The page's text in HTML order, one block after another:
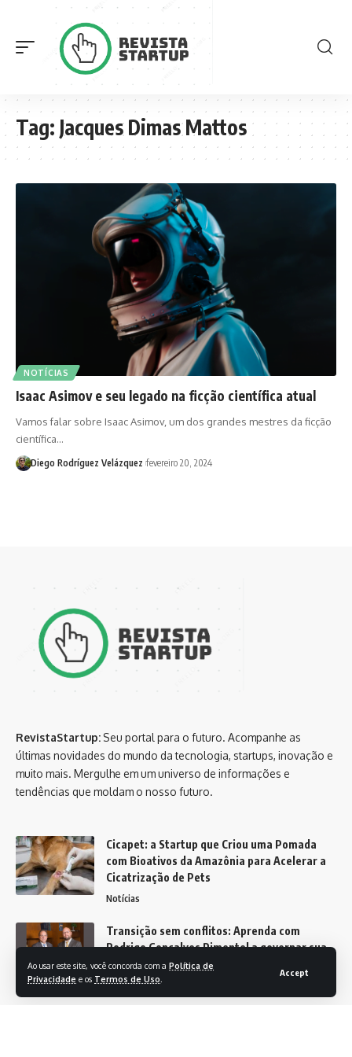
Ao usar este site, você concorda com a Política de
Privacidade e os Termos de Uso
Accept
Tag: Jacques Dimas Mattos
NOTÍCIAS
Isaac Asimov e seu legado na ficção científica atual
Vamos falar sobre Isaac Asimov, um dos grandes mestres da ficção
científica…
Diego Rodríguez Velázquez fevereiro 20, 2024
RevistaStartup: Seu portal para o futuro. Acompanhe as
últimas novidades do mundo da tecnologia, startups, inovação e
muito mais. Mergulhe em um universo de informações e
tendências que moldam o nosso futuro.
Cicapet: a Startup que Criou uma Pomada
com Bioativos da Amazônia para Acelerar a
Cicatrização de Pets
Notícias
Transição sem conflitos: Aprenda com
Rodrigo Gonçalves Pimentel a governar sua
empresa familiar com sucesso
Notícias